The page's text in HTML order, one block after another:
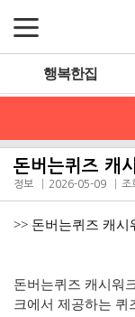
행복한집
돈버는퀴즈 캐
정보 2026-05-09 조
>> 돈버는퀴즈 캐시
돈버는퀴즈 캐시워
크에서 제공하는 퀴